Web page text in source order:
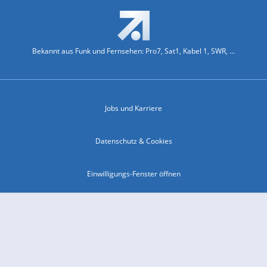
Bekannt aus Funk und Fernsehen: Pro7, Sat1, Kabel 1, SWR, ...
Jobs und Karriere
Datenschutz & Cookies
Einwilligungs-Fenster öffnen